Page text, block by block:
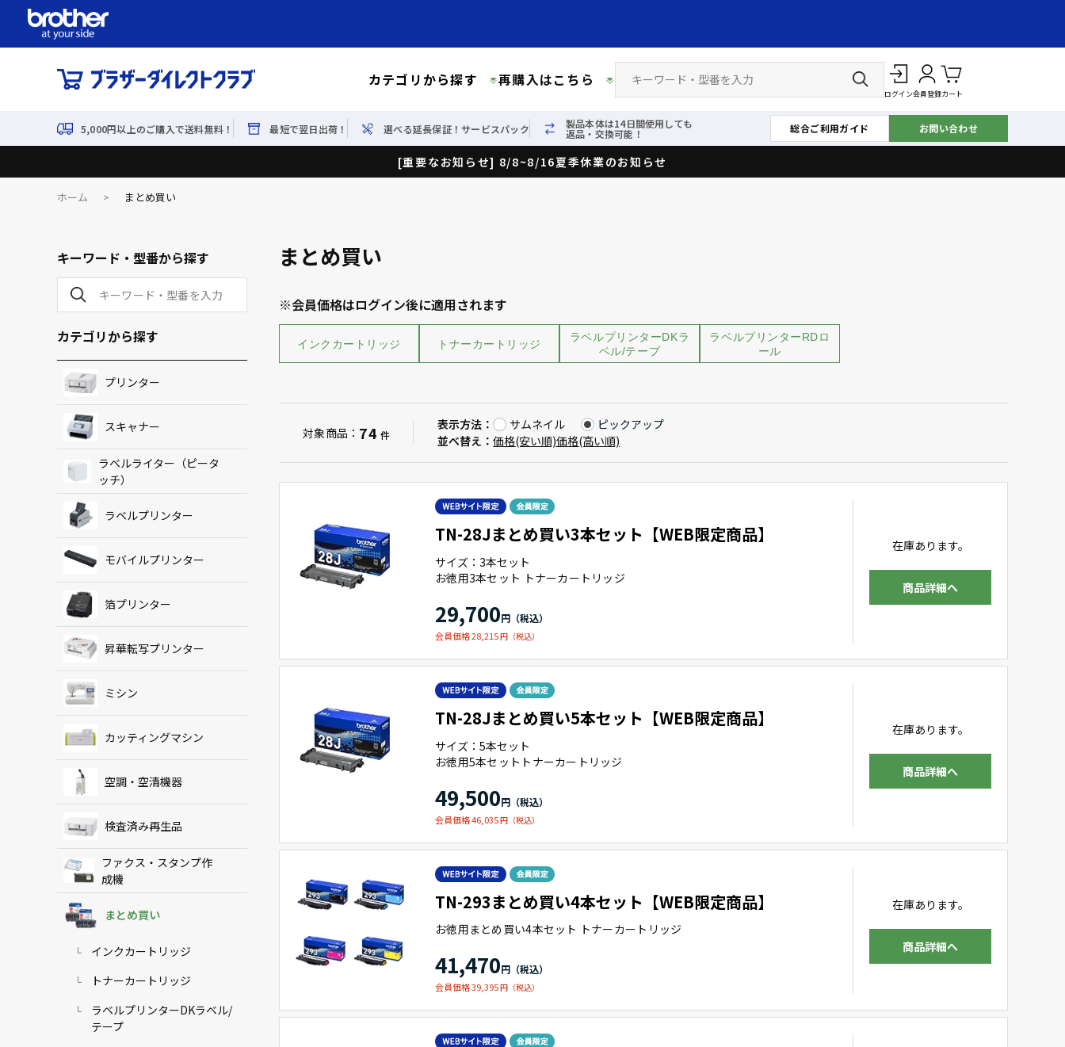
カテゴリから探す 再購入はこちら
ログイン会員登録カート
5,000円以上のご購入で送料無料！ 最短で翌日出荷！ 選べる延長保証！サービスパック 製品本体は14日間使用しても
返品・交換可能！ 総合ご利用ガイド お問い合わせ
[重要なお知らせ] 8/8~8/16夏季休業のお知らせ
ホーム > まとめ買い
キーワード・型番から探す
カテゴリから探す
プリンター
スキャナー
ラベルライター（ピータ
ッチ）
ラベルプリンター
モバイルプリンター
箔プリンター
昇華転写プリンター
ミシン
カッティングマシン
空調・空清機器
検査済み再生品
ファクス・スタンプ作
成機
まとめ買い
インクカートリッジ
トナーカートリッジ
ラベルプリンターDKラベル/
テープ
まとめ買い
※会員価格はログイン後に適用されます
インクカートリッジ トナーカートリッジ
ラベルプリンターDKラ
ベル/テープ
ラベルプリンターRDロ
ール
対象商品： 74 件
表示方法： サムネイル
ピックアップ
並べ替え：価格(安い順)価格(高い順)
TN-28Jまとめ買い3本セット【WEB限定商品】
サイズ：3本セット
お徳用3本セット トナーカートリッジ
29,700
会員価格 28,215
在庫あります。
商品詳細へ
TN-28Jまとめ買い5本セット【WEB限定商品】
サイズ：5本セット
お徳用5本セットトナーカートリッジ
49,500
会員価格 46,035
在庫あります。
商品詳細へ
TN-293まとめ買い4本セット【WEB限定商品】
お徳用まとめ買い4本セット トナーカートリッジ
41,470
会員価格 39,395
在庫あります。
商品詳細へ